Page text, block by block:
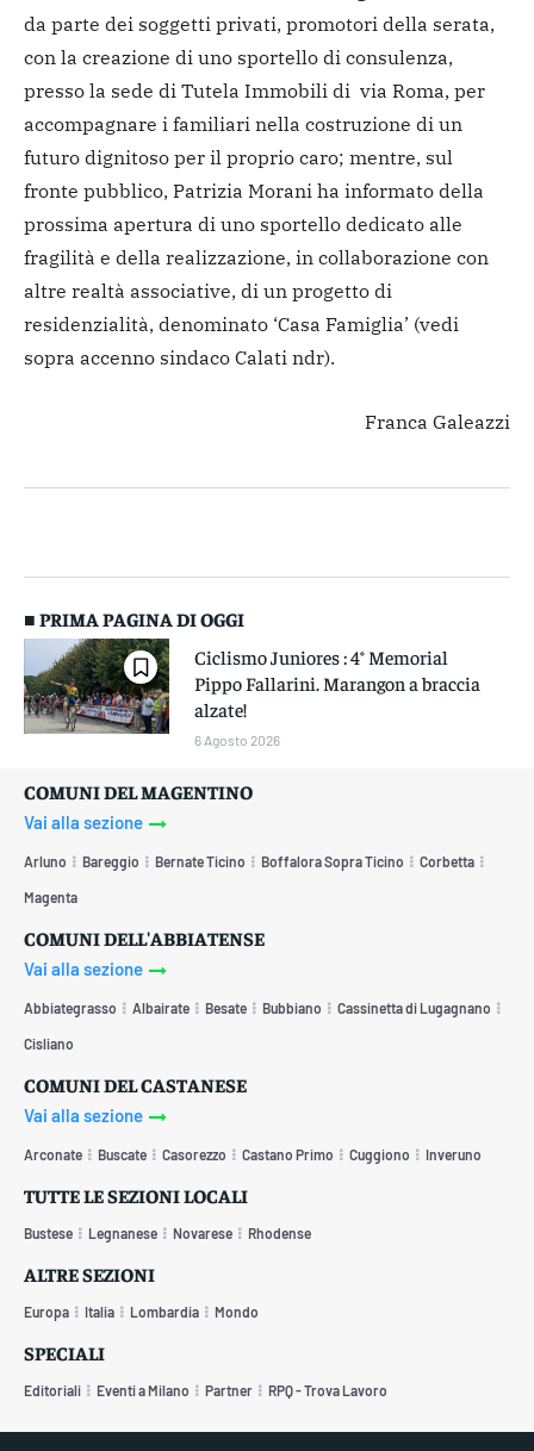
da parte dei soggetti privati, promotori della serata,
con la creazione di uno sportello di consulenza,
presso la sede di Tutela Immobili di via Roma, per
accompagnare i familiari nella costruzione di un
futuro dignitoso per il proprio caro; mentre, sul
fronte pubblico, Patrizia Morani ha informato della
prossima apertura di uno sportello dedicato alle
fragilità e della realizzazione, in collaborazione con
altre realtà associative, di un progetto di
residenzialità, denominato ‘Casa Famiglia’ (vedi
sopra accenno sindaco Calati ndr).
Franca Galeazzi
■ PRIMA PAGINA DI OGGI
Ciclismo Juniores : 4° Memorial
Pippo Fallarini. Marangon a braccia
alzate!
6 Agosto 2026
COMUNI DEL MAGENTINO
Vai alla sezione
Arluno Bareggio Bernate Ticino Boffalora Sopra Ticino Corbetta
Magenta
COMUNI DELL'ABBIATENSE
Vai alla sezione
Abbiategrasso Albairate Besate Bubbiano Cassinetta di Lugagnano
Cisliano
COMUNI DEL CASTANESE
Vai alla sezione
Arconate Buscate Casorezzo Castano Primo Cuggiono Inveruno
TUTTE LE SEZIONI LOCALI
Bustese Legnanese Novarese Rhodense
ALTRE SEZIONI
Europa Italia Lombardia Mondo
SPECIALI
Editoriali Eventi a Milano Partner RPQ - Trova Lavoro